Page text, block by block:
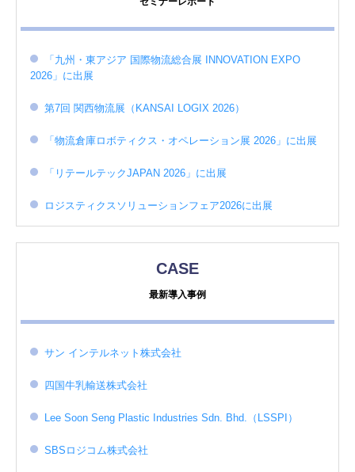
「九州・東アジア 国際物流総合展 INNOVATION EXPO
2026」に出展
第7回 関西物流展（KANSAI LOGIX 2026）
「物流倉庫ロボティクス・オペレーション展 2026」に出展
「リテールテックJAPAN 2026」に出展
ロジスティクスソリューションフェア2026に出展
CASE
最新導入事例
サン インテルネット株式会社
四国牛乳輸送株式会社
Lee Soon Seng Plastic Industries Sdn. Bhd.（LSSPI）
SBSロジコム株式会社